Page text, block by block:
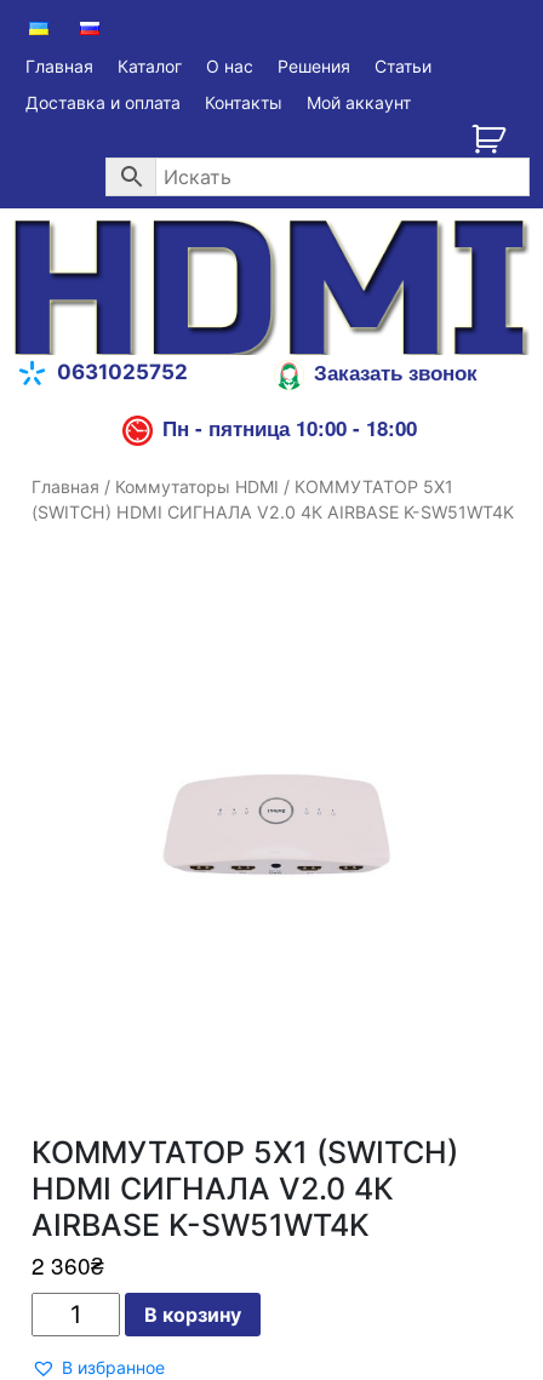
Главная Каталог О нас Решения
Статьи
Доставка и оплата
Контакты Мой аккаунт
0631025752
Заказать звонок
Пн - пятница 10:00 - 18:00
Главная / Коммутаторы HDMI / КОММУТАТОР 5X1
(SWITCH) HDMI СИГНАЛА V2.0 4К AIRBASE K-SW51WT4K
КОММУТАТОР 5X1 (SWITCH)
HDMI СИГНАЛА V2.0 4К
AIRBASE K-SW51WT4K
2 360₴
5X1
HDMI
В корзину
В избранное